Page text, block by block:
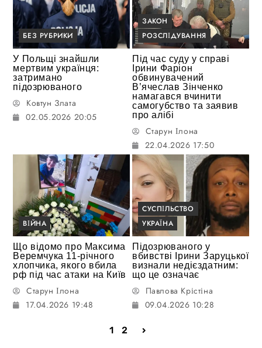
БЕЗ РУБРИКИ
У Польщі знайшли
мертвим українця:
затримано
підозрюваного
Ковтун Злата
02.05.2026 20:05
ЗАКОН
РОЗСЛІДУВАННЯ
Під час суду у справі
Ірини Фаріон
обвинувачений
В’ячеслав Зінченко
намагався вчинити
самогубство та заявив
про алібі
Старун Ілона
22.04.2026 17:50
ВІЙНА
Що відомо про Максима
Веремчука 11-річного
хлопчика, якого вбила
рф під час атаки на Київ
Старун Ілона
17.04.2026 19:48
СУСПІЛЬСТВО
УКРАЇНА
Підозрюваного у
вбивстві Ірини Заруцької
визнали недієздатним:
що це означає
Павлова Крістіна
09.04.2026 10:28
1 2